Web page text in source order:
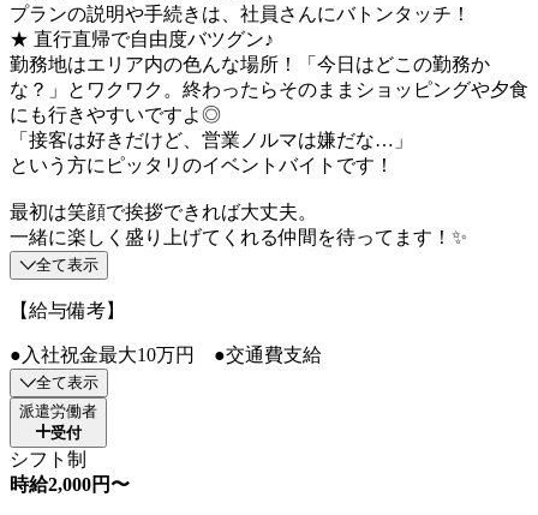
プランの説明や手続きは、社員さんにバトンタッチ！
★ 直行直帰で自由度バツグン♪
勤務地はエリア内の色んな場所！「今日はどこの勤務か
な？」とワクワク。終わったらそのままショッピングや夕食
にも行きやすいですよ◎
「接客は好きだけど、営業ノルマは嫌だな…」
という方にピッタリのイベントバイトです！
最初は笑顔で挨拶できれば大丈夫。
一緒に楽しく盛り上げてくれる仲間を待ってます！✨
全て表示
【給与備考】
●入社祝金最大10万円 ●交通費支給
全て表示
派遣労働者
受付
シフト制
時給2,000円〜